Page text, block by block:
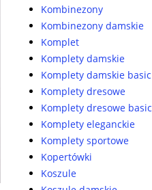
Kombinezony
Kombinezony damskie
Komplet
Komplety damskie
Komplety damskie basic
Komplety dresowe
Komplety dresowe basic
Komplety eleganckie
Komplety sportowe
Kopertówki
Koszule